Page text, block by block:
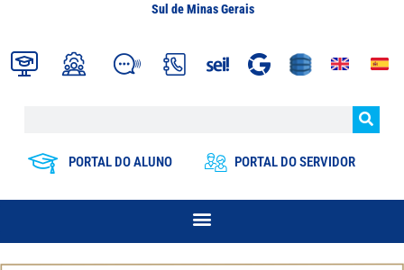
Sul de Minas Gerais
PORTAL DO ALUNO PORTAL DO SERVIDOR